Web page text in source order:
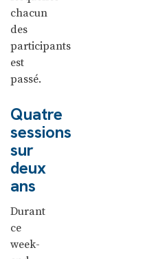
chacun
des
participants
est
passé.
Quatre
sessions
sur
deux
ans
Durant
ce
week-